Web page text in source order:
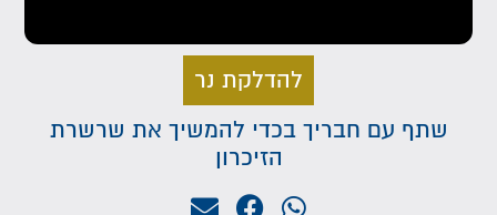
להדלקת נר
שתף עם חבריך בכדי להמשיך את שרשרת
הזיכרון